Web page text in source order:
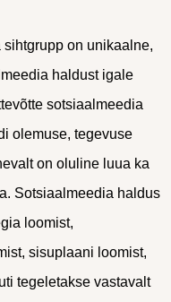
on unikaalne,
haldust igale
sotsiaalmeedia
olemuse, tegevuse
on oluline luua ka
Sotsiaalmeedia haldus
loomist,
sisuplaani loomist,
tegeletakse vastavalt